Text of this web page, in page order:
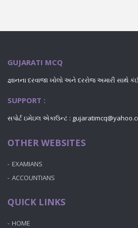
GUJARATI MCQ
જ્ઞાનના દરવાજા ખોલો અને દરરોજ અમારી સાથે
SUPPORT :
સપોર્ટ ઇમેઇલ એકાઉન્ટ :
OTHER WEBSITES
EXAMIANS
ACCOUNTIANS
QUICK LINKS
HOME